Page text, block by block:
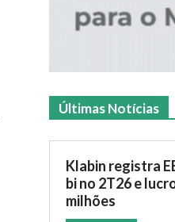
Últimas Notícias
Klabin registra
bi no 2T26 e
milhões